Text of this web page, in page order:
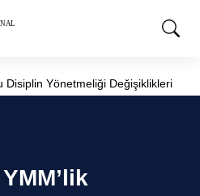
Disiplin Yönetmeliği Değişiklikleri